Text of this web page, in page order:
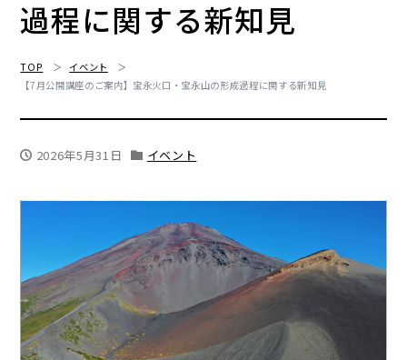
過程に関する新知見
TOP
イベント
【7月公開講座のご案内】宝永火口・宝永山の形成過程に関する新知見
2026年5月31日 イベント